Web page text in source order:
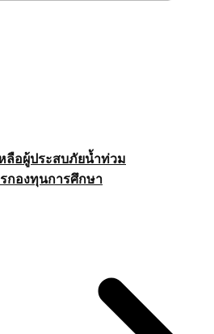
ลือผู้ประสบภัยน้ำท่วม
กองทุนการศึกษา